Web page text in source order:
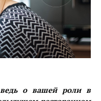
о вашей роли в